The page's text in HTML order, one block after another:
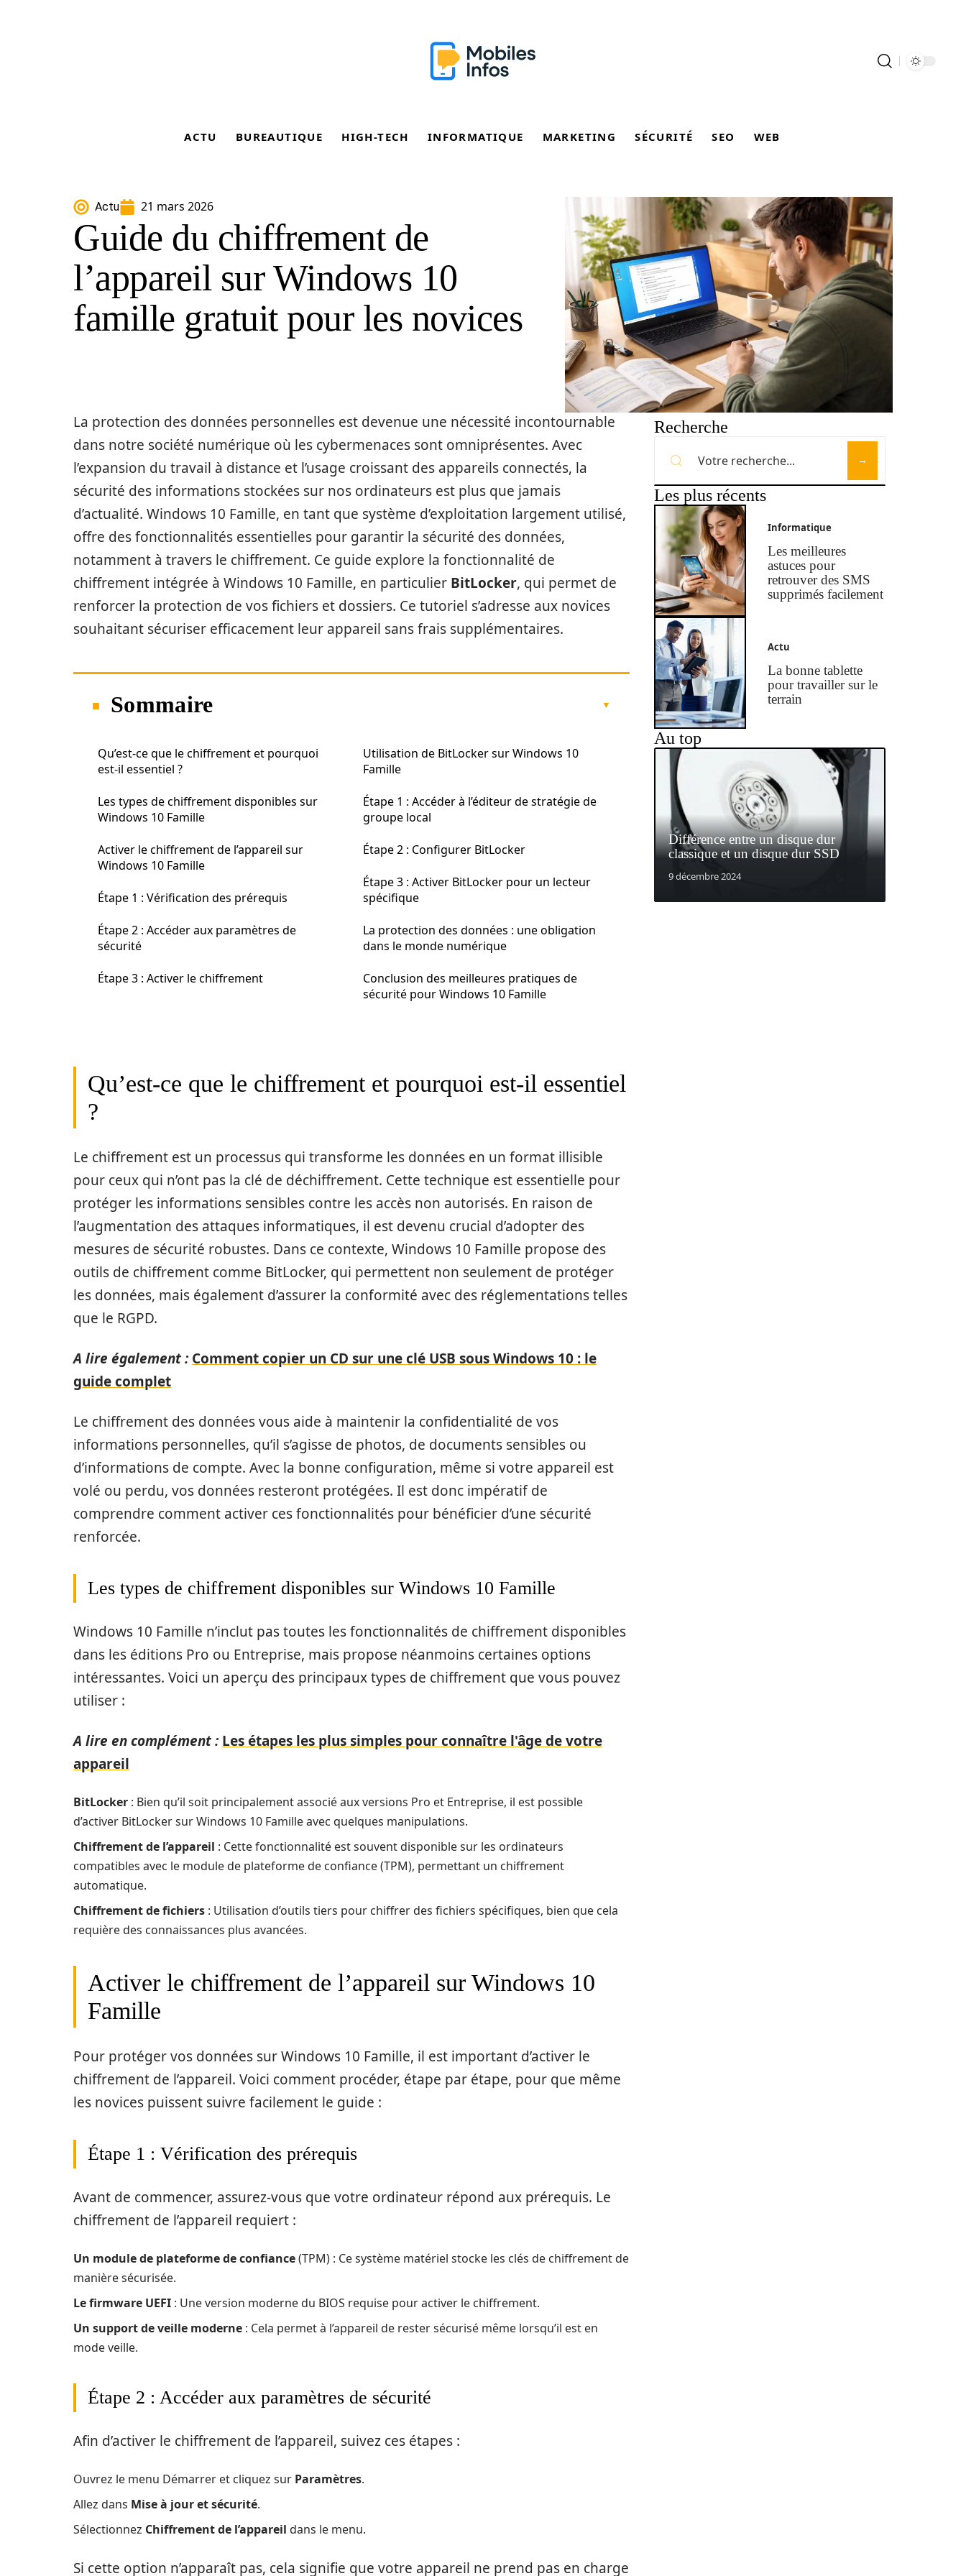
ACTU BUREAUTIQUE HIGH-TECH INFORMATIQUE MARKETING SÉCURITÉ SEO WEB
Actu 21 mars 2026
Guide du chiffrement de
l’appareil sur Windows 10
famille gratuit pour les novices
La protection des données personnelles est devenue une nécessité incontournable
dans notre société numérique où les cybermenaces sont omniprésentes. Avec
l’expansion du travail à distance et l’usage croissant des appareils connectés, la
sécurité des informations stockées sur nos ordinateurs est plus que jamais
d’actualité. Windows 10 Famille, en tant que système d’exploitation largement utilisé,
offre des fonctionnalités essentielles pour garantir la sécurité des données,
notamment à travers le chiffrement. Ce guide explore la fonctionnalité de
chiffrement intégrée à Windows 10 Famille, en particulier BitLocker, qui permet de
renforcer la protection de vos fichiers et dossiers. Ce tutoriel s’adresse aux novices
souhaitant sécuriser efficacement leur appareil sans frais supplémentaires.
Sommaire
Qu’est-ce que le chiffrement et pourquoi
est-il essentiel ?
Les types de chiffrement disponibles sur
Windows 10 Famille
Activer le chiffrement de l’appareil sur
Windows 10 Famille
Étape 1 : Vérification des prérequis
Étape 2 : Accéder aux paramètres de
sécurité
Étape 3 : Activer le chiffrement
Utilisation de BitLocker sur Windows 10
Famille
Étape 1 : Accéder à l’éditeur de stratégie de
groupe local
Étape 2 : Configurer BitLocker
Étape 3 : Activer BitLocker pour un lecteur
spécifique
La protection des données : une obligation
dans le monde numérique
Conclusion des meilleures pratiques de
sécurité pour Windows 10 Famille
Qu’est-ce que le chiffrement et pourquoi est-il essentiel
?
Le chiffrement est un processus qui transforme les données en un format illisible
pour ceux qui n’ont pas la clé de déchiffrement. Cette technique est essentielle pour
protéger les informations sensibles contre les accès non autorisés. En raison de
l’augmentation des attaques informatiques, il est devenu crucial d’adopter des
mesures de sécurité robustes. Dans ce contexte, Windows 10 Famille propose des
outils de chiffrement comme BitLocker, qui permettent non seulement de protéger
les données, mais également d’assurer la conformité avec des réglementations telles
que le RGPD.
A lire également : Comment copier un CD sur une clé USB sous Windows 10 : le
guide complet
Le chiffrement des données vous aide à maintenir la confidentialité de vos
informations personnelles, qu’il s’agisse de photos, de documents sensibles ou
d’informations de compte. Avec la bonne configuration, même si votre appareil est
volé ou perdu, vos données resteront protégées. Il est donc impératif de
comprendre comment activer ces fonctionnalités pour bénéficier d’une sécurité
renforcée.
Les types de chiffrement disponibles sur Windows 10 Famille
Windows 10 Famille n’inclut pas toutes les fonctionnalités de chiffrement disponibles
dans les éditions Pro ou Entreprise, mais propose néanmoins certaines options
intéressantes. Voici un aperçu des principaux types de chiffrement que vous pouvez
utiliser :
A lire en complément : Les étapes les plus simples pour connaître l'âge de votre
appareil
BitLocker : Bien qu’il soit principalement associé aux versions Pro et Entreprise, il est possible
d’activer BitLocker sur Windows 10 Famille avec quelques manipulations.
Chiffrement de l’appareil : Cette fonctionnalité est souvent disponible sur les ordinateurs
compatibles avec le module de plateforme de confiance (TPM), permettant un chiffrement
automatique.
Chiffrement de fichiers : Utilisation d’outils tiers pour chiffrer des fichiers spécifiques, bien que cela
requière des connaissances plus avancées.
Activer le chiffrement de l’appareil sur Windows 10
Famille
Pour protéger vos données sur Windows 10 Famille, il est important d’activer le
chiffrement de l’appareil. Voici comment procéder, étape par étape, pour que même
les novices puissent suivre facilement le guide :
Étape 1 : Vérification des prérequis
Avant de commencer, assurez-vous que votre ordinateur répond aux prérequis. Le
chiffrement de l’appareil requiert :
Un module de plateforme de confiance(TPM) : Ce système matériel stocke les clés de chiffrement de
manière sécurisée.
Le firmware UEFI : Une version moderne du BIOS requise pour activer le chiffrement.
Un support de veille moderne : Cela permet à l’appareil de rester sécurisé même lorsqu’il est en
mode veille.
Étape 2 : Accéder aux paramètres de sécurité
Afin d’activer le chiffrement de l’appareil, suivez ces étapes :
Ouvrez le menu Démarrer et cliquez sur Paramètres.
Allez dans Mise à jour et sécurité.
Sélectionnez Chiffrement de l’appareil dans le menu.
Si cette option n’apparaît pas, cela signifie que votre appareil ne prend pas en charge
Recherche
Les plus récents
Informatique
Les meilleures
astuces pour
retrouver des SMS
supprimés facilement
Actu
La bonne tablette
pour travailler sur le
terrain
Au top
Différence entre un disque dur
classique et un disque dur SSD
9 décembre 2024